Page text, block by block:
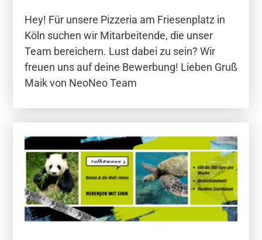
Hey! Für unsere Pizzeria am Friesenplatz in
Köln suchen wir Mitarbeitende, die unser
Team bereichern. Lust dabei zu sein? Wir
freuen uns auf deine Bewerbung! Lieben Gruß
Maik von NeoNeo Team